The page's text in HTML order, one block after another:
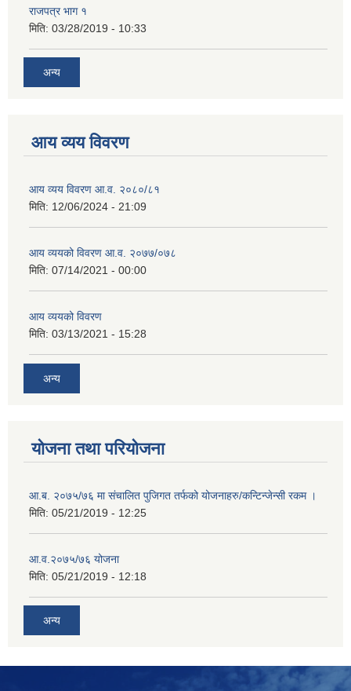
राजपत्र भाग १
मिति: 03/28/2019 - 10:33
अन्य
आय व्यय विवरण
आय व्यय विवरण आ.व. २०८०/८१
मिति: 12/06/2024 - 21:09
आय व्ययको विवरण आ.व. २०७७/०७८
मिति: 07/14/2021 - 00:00
आय व्ययको विवरण
मिति: 03/13/2021 - 15:28
अन्य
योजना तथा परियोजना
आ.ब. २०७५/७६ मा संचालित पुजिगत तर्फको योजनाहरु/कन्टिन्जेन्सी रकम ।
मिति: 05/21/2019 - 12:25
आ.व.२०७५/७६ योजना
मिति: 05/21/2019 - 12:18
अन्य